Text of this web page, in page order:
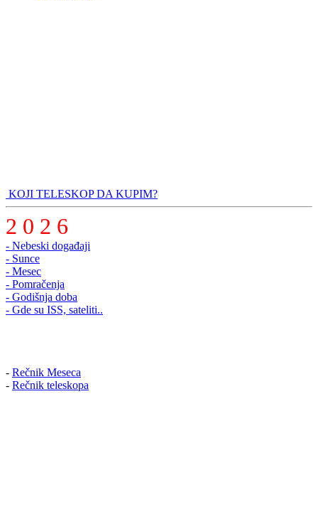
KOJI TELESKOP DA KUPIM?
2 0 2 6
- Nebeski događaji
- Sunce
- Mesec
- Pomračenja
- Godišnja doba
- Gde su ISS, sateliti..
- Rečnik Meseca
- Rečnik teleskopa